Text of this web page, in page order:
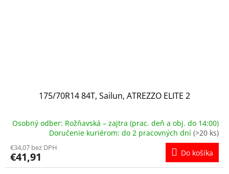
175/70R14 84T, Sailun, ATREZZO ELITE 2
Osobný odber: Rožňavská – zajtra (prac. deň a obj. do 14:00)
Doručenie kuriérom: do 2 pracovných dní (>20 ks)
€34,07 bez DPH
€41,91 Do košíka